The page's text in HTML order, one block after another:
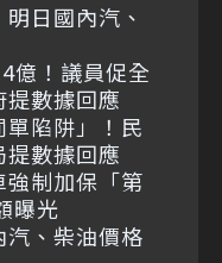
日國內汽、
億！議員促全
數據回應
陷阱」！民
數據回應
制加保「第
曝光
、柴油價格